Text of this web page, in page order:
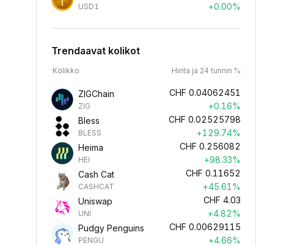
USD1
+0.00%
Trendaavat kolikot
Kolikko Hinta ja 24 tunnin %
ZIGChain
ZIG
CHF 0.04062451
+0.16%
Bless
BLESS
CHF 0.02525798
+129.74%
Heima
HEI
CHF 0.256082
+98.33%
Cash Cat
CASHCAT
CHF 0.11652
+45.61%
Uniswap
UNI
CHF 4.03
+4.82%
Pudgy Penguins
PENGU
CHF 0.00629115
+4.66%